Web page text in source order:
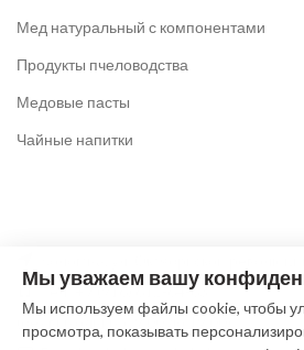
Мед натуральный с компонентами
Продукты пчеловодства
Медовые пасты
Чайные напитки
Тел: +7 (916) 612-64-63
(без выходных c 9.00 до 19.00)
Мы уважаем вашу
Мы используем файлы cookie, чтобы
просмотра, показывать